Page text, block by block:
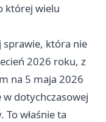
której wielu
która nie
2026 roku, z
na 5 maja 2026
w dotychczasowej
właśnie ta